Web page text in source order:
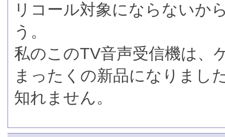
リコール対象にならないか
う。
私のこのTV音声受信機は、
まったくの新品になりまし
知れません。